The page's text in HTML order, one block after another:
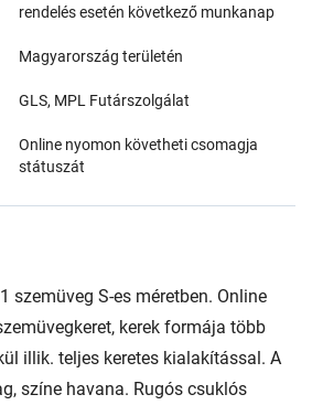
rendelés esetén következő munkanap
Magyarország területén
GLS, MPL Futárszolgálat
Online nyomon követheti csomagja
státuszát
szemüveg S-es méretben. Online
kerek formája több
illik. teljes keretes kialakítással. A
színe havana. Rugós csuklós